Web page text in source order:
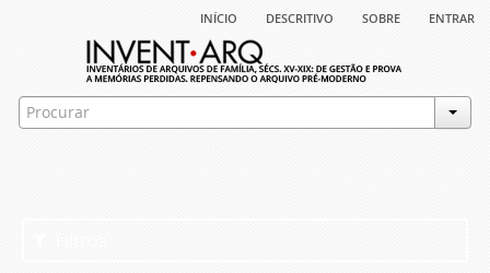
início descritivo sobre entrar